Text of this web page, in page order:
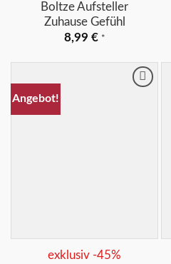
Boltze Aufsteller
Zuhause Gefühl
8,99 € *
Angebot!
Merkliste
exklusiv -45%